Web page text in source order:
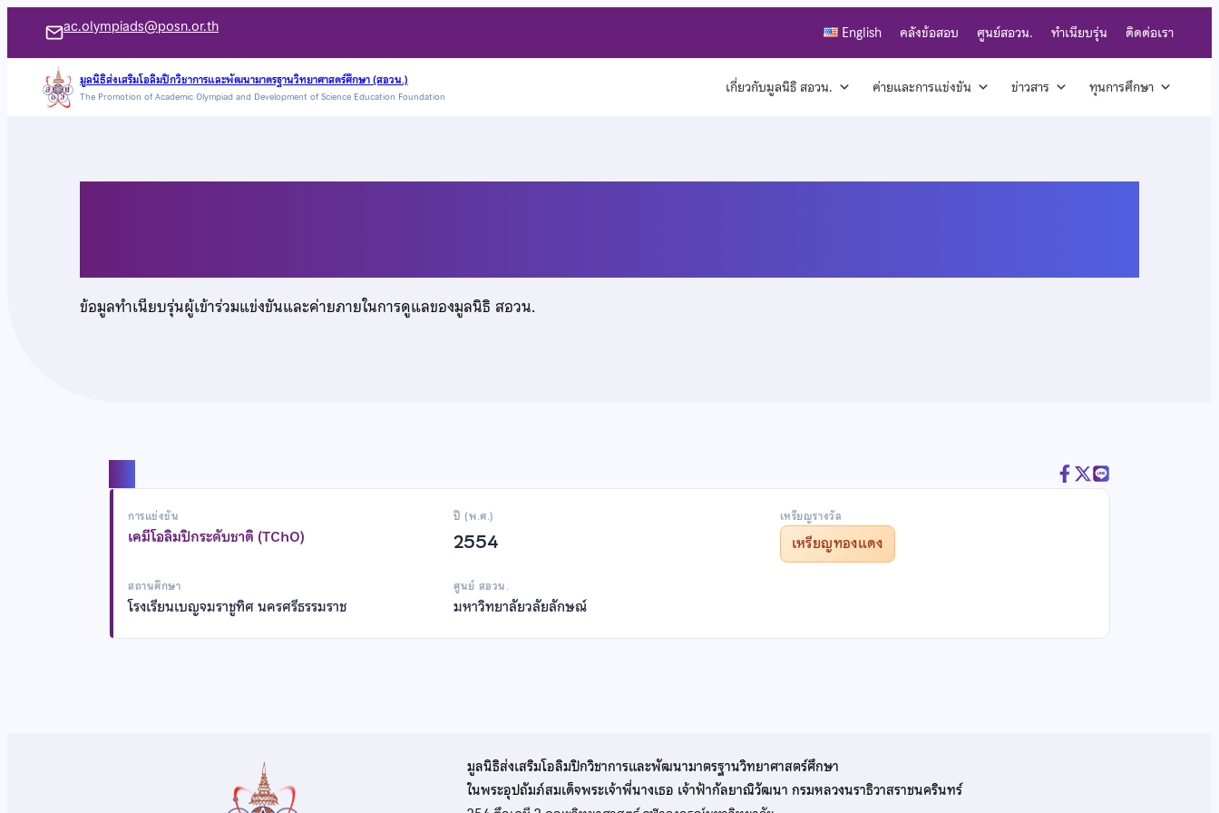
เนื้อหา
ac.olympiads@posn.or.th English คลังข้อสอบ ศูนย์สอวน. ทำเนียบรุ่น ติดต่อเรา
มูลนิธิส่งเสริมโอลิมปิกวิชาการและพัฒนามาตรฐานวิทยาศาสตร์ศึกษา (สอวน.)
The Promotion of Academic Olympiad and Development of Science Education Foundation เกี่ยวกับมูลนิธิ สอวน. ค่ายและการแข่งขัน ข่าวสาร ทุนการศึกษา
ข้อมูลทำเนียบรุ่นผู้เข้าร่วมแข่งขันและค่ายภายในการดูแลของมูลนิธิ สอวน.
การแข่งขัน
เคมีโอลิมปิกระดับชาติ (TChO)
ปี (พ.ศ.)
2554
เหรียญรางวัล
เหรียญทองแดง
สถานศึกษา
โรงเรียนเบญจมราชูทิศ นครศรีธรรมราช
ศูนย์ สอวน.
มหาวิทยาลัยวลัยลักษณ์
มูลนิธิส่งเสริมโอลิมปิกวิชาการและพัฒนามาตรฐานวิทยาศาสตร์ศึกษา
ในพระอุปถัมภ์สมเด็จพระเจ้าพี่นางเธอ เจ้าฟ้ากัลยาณิวัฒนา กรมหลวงนราธิวาสราชนครินทร์